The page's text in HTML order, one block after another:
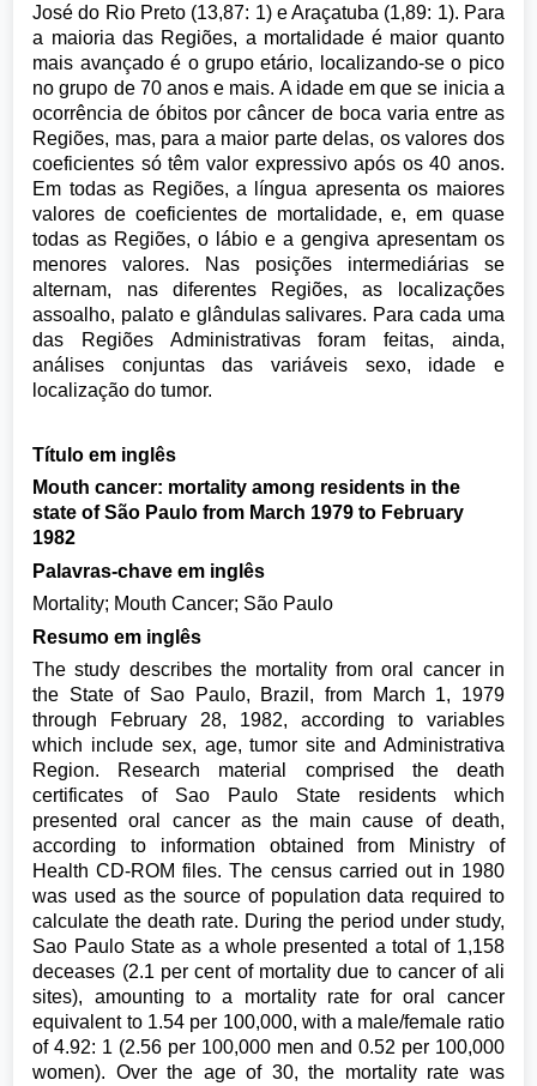
José do Rio Preto (13,87: 1) e Araçatuba (1,89: 1). Para
a maioria das Regiões, a mortalidade é maior quanto
mais avançado é o grupo etário, localizando-se o pico
no grupo de 70 anos e mais. A idade em que se inicia a
ocorrência de óbitos por câncer de boca varia entre as
Regiões, mas, para a maior parte delas, os valores dos
coeficientes só têm valor expressivo após os 40 anos.
Em todas as Regiões, a língua apresenta os maiores
valores de coeficientes de mortalidade, e, em quase
todas as Regiões, o lábio e a gengiva apresentam os
menores valores. Nas posições intermediárias se
alternam, nas diferentes Regiões, as localizações
assoalho, palato e glândulas salivares. Para cada uma
das Regiões Administrativas foram feitas, ainda,
análises conjuntas das variáveis sexo, idade e
localização do tumor.
Título em inglês
Mouth cancer: mortality among residents in the
state of São Paulo from March 1979 to February
1982
Palavras-chave em inglês
Mortality; Mouth Cancer; São Paulo
Resumo em inglês
The study describes the mortality from oral cancer in
the State of Sao Paulo, Brazil, from March 1, 1979
through February 28, 1982, according to variables
which include sex, age, tumor site and Administrativa
Region. Research material comprised the death
certificates of Sao Paulo State residents which
presented oral cancer as the main cause of death,
according to information obtained from Ministry of
Health CD-ROM files. The census carried out in 1980
was used as the source of population data required to
calculate the death rate. During the period under study,
Sao Paulo State as a whole presented a total of 1,158
deceases (2.1 per cent of mortality due to cancer of ali
sites), amounting to a mortality rate for oral cancer
equivalent to 1.54 per 100,000, with a male/female ratio
of 4.92: 1 (2.56 per 100,000 men and 0.52 per 100,000
women). Over the age of 30, the mortality rate was